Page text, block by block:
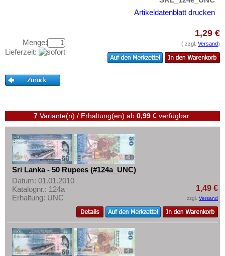
Turkmenistan
Vereinigte Arabische Emirate
Kataloge
Aufbewahrung
Informationen
Preislisten
Ankauf
Erhaltungsgrade
Gratisbanknoten
Mehr über...
Zahlungsbedingungen
Artikeldatenblatt drucken
Menge:
Lieferzeit:
1,29 €
( zzgl. Versand)
7 Variante(n) / Erhaltung(en) ab 0,99 € verfügbar:
Sri Lanka - 50 Rupees (#124a_UNC)
Datum: 01.01.2010
Katalognr.: 124a
Erhaltung: UNC
1,49 €
zzgl. Versand